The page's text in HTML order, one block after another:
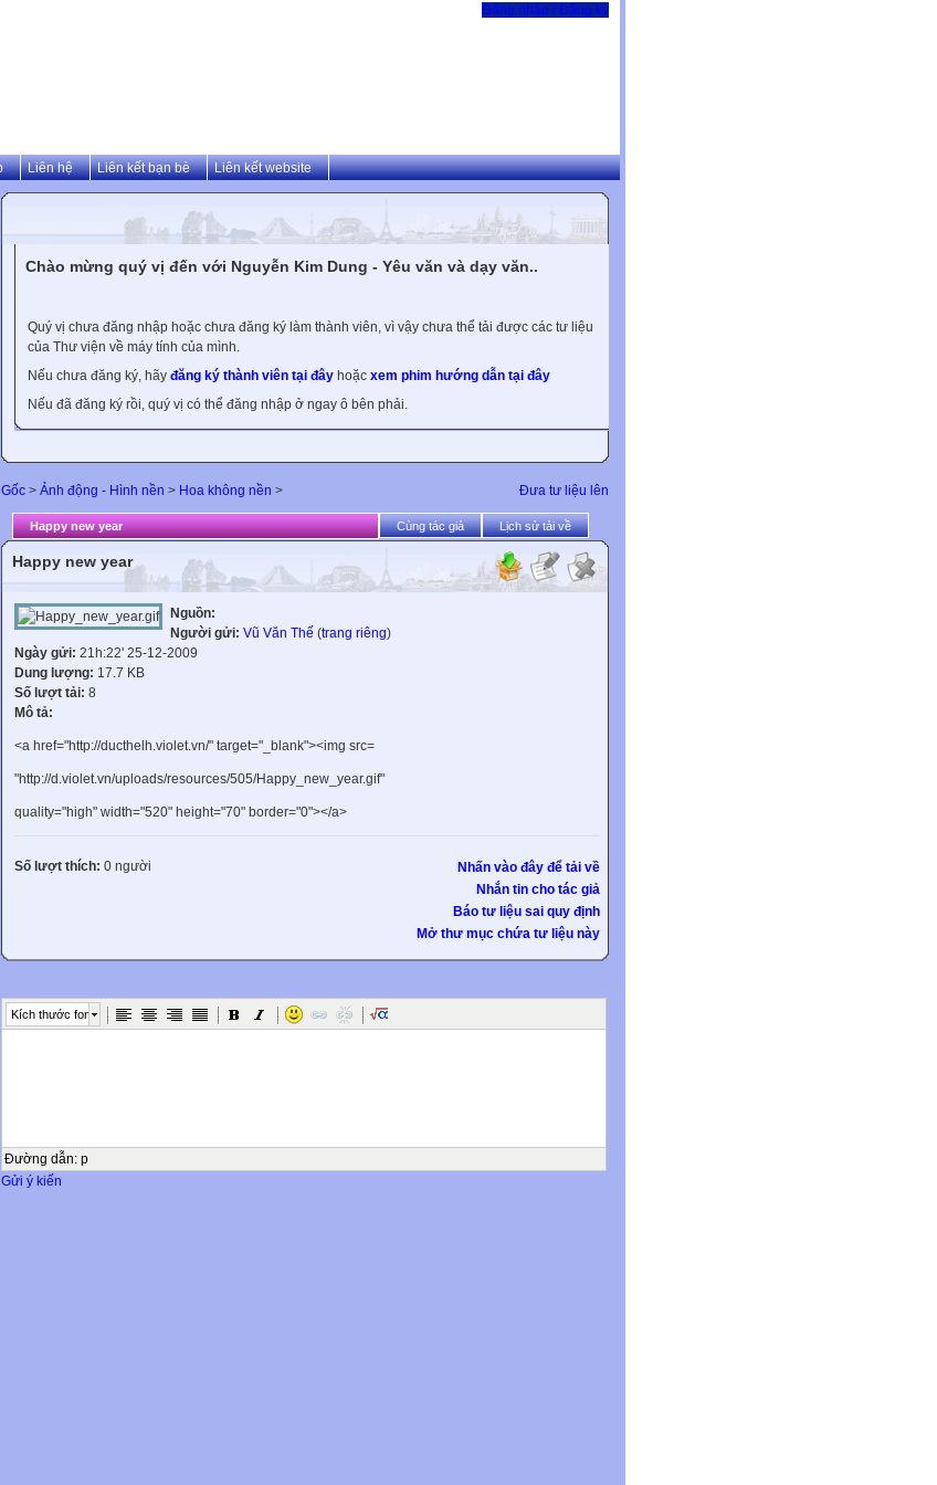
Đăng nhập / Đăng ký
Liên hệ Liên kết bạn bè Liên kết website
Chào mừng quý vị đến với Nguyễn Kim Dung - Yêu văn và dạy văn..
Quý vị chưa đăng nhập hoặc chưa đăng ký làm thành viên, vì vậy chưa thể tải được các tư liệu
của Thư viện về máy tính của mình.
Nếu chưa đăng ký, hãy đăng ký thành viên tại đây hoặc xem phim hướng dẫn tại đây
Nếu đã đăng ký rồi, quý vị có thể đăng nhập ở ngay ô bên phải.
Đưa tư liệu lên
Gốc > Ảnh động - Hình nền > Hoa không nền >
Happy new year Cùng tác giả Lịch sử tải về
Happy new year
Nguồn:
Người gửi: Vũ Văn Thế (trang riêng)
Ngày gửi: 21h:22' 25-12-2009
Dung lượng: 17.7 KB
Số lượt tải: 8
Mô tả:
<a href="http://ducthelh.violet.vn/" target="_blank"><img src=
"http://d.violet.vn/uploads/resources/505/Happy_new_year.gif"
quality="high" width="520" height="70" border="0"></a>
Nhấn vào đây để tải về
Nhắn tin cho tác giả
Báo tư liệu sai quy định
Mở thư mục chứa tư liệu này
Số lượt thích: 0 người
Kích thước font
Đường dẫn: p
Gửi ý kiến